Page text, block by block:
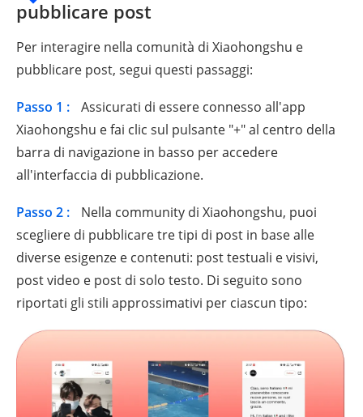
pubblicare post
Per interagire nella comunità di Xiaohongshu e
pubblicare post, segui questi passaggi:
Passo 1 :
Assicurati di essere connesso all'app
Xiaohongshu e fai clic sul pulsante "+" al centro della
barra di navigazione in basso per accedere
all'interfaccia di pubblicazione.
Passo 2 :
Nella community di Xiaohongshu, puoi
scegliere di pubblicare tre tipi di post in base alle
diverse esigenze e contenuti: post testuali e visivi,
post video e post di solo testo. Di seguito sono
riportati gli stili approssimativi per ciascun tipo: